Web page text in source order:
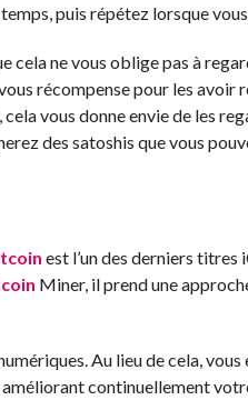
puis répétez lorsque
cela ne vous oblige pas à
récompense pour les avoir
vous donne envie de les
des satoshis que vous
est l’un des derniers titres
Miner, il prend une
Au lieu de cela,
continuellement